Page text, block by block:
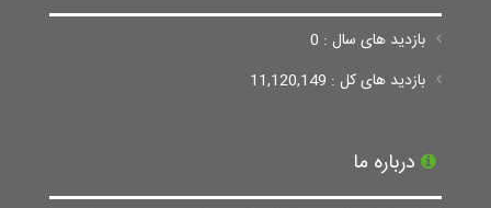
بازدید های سال : 0
بازدید های کل : 11,120,149
درباره ما